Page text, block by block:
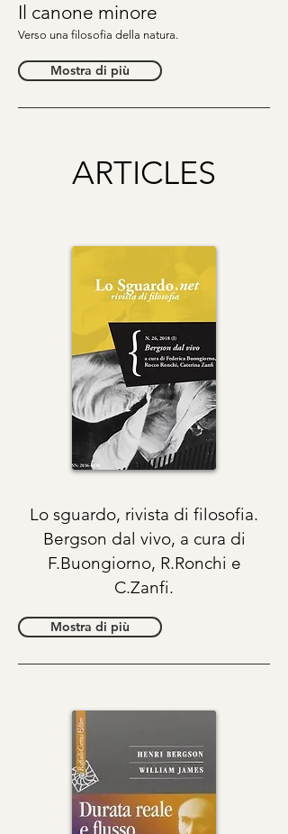
Il canone minore
Verso una filosofia della natura.
Mostra di più
ARTICLES
Lo sguardo, rivista di filosofia.
Bergson dal vivo, a cura di
F.Buongiorno, R.Ronchi e
C.Zanfi.
Mostra di più